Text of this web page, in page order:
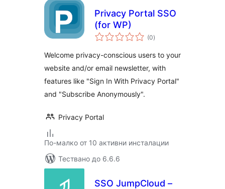
Privacy Portal SSO
(for WP)
(0общо
оценки
)
Welcome privacy-conscious users to your
website and/or email newsletter, with
features like "Sign In With Privacy Portal"
and "Subscribe Anonymously".
Privacy Portal
По-малко от 10 активни инсталации
Тествано до 6.6.6
SSO JumpCloud –